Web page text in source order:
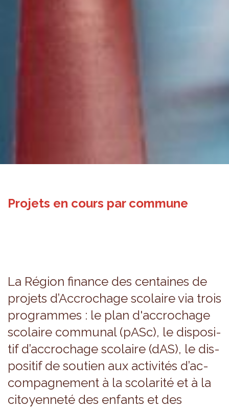
Projets en cours par commune
La Région finance des cen­taines de
pro­jets d’Ac­cro­chage sco­laire via trois
pro­grammes : le plan d'ac­cro­chage
sco­laire com­mu­nal (pASc), le dis­po­si­
tif d’ac­cro­chage sco­laire (dAS), le dis­
po­si­tif de sou­tien aux acti­vi­tés d’ac­
com­pa­gne­ment à la sco­la­rité et à la
citoyen­neté des enfants et des